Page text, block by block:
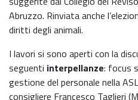
Abruzzo. Rinviata anche
diritti degli animali.
I lavori si sono aperti con la
seguenti interpellanze: focus
gestione del personale nella
consigliere Francesco Taglieri